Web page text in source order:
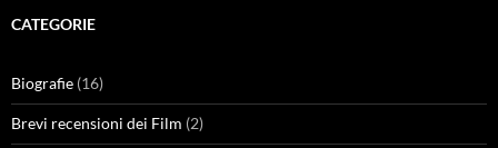
CATEGORIE
Biografie (16)
Brevi recensioni dei Film (2)